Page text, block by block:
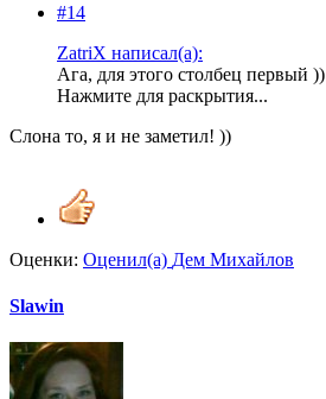
#14
ZatriX написал(а):
Ага, для этого столбец первый ))
Нажмите для раскрытия...
Слона то, я и не заметил! ))
Оценки: Оценил(а) Дем Михайлов
Slawin